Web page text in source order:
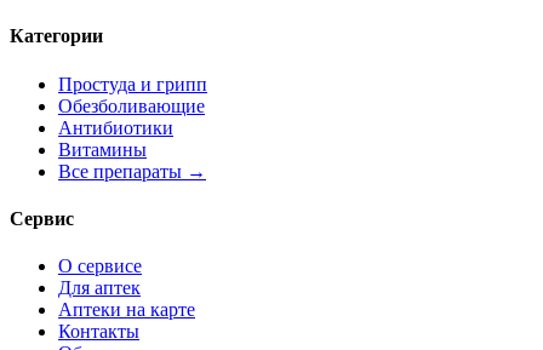
Категории
Простуда и грипп
Обезболивающие
Антибиотики
Витамины
Все препараты →
Сервис
О сервисе
Для аптек
Аптеки на карте
Контакты